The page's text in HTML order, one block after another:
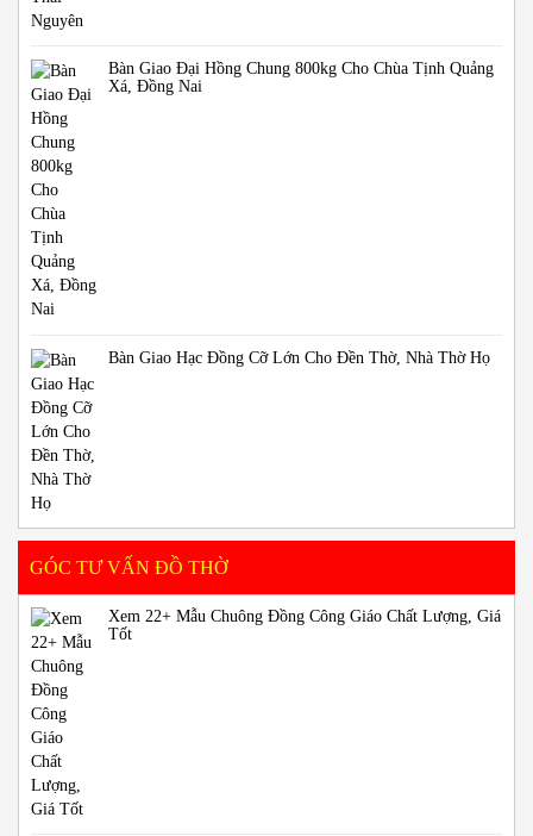
Bàn Giao Đại Hồng Chung 800kg Cho Chùa Tịnh Quảng
Xá, Đồng Nai
Bàn Giao Hạc Đồng Cỡ Lớn Cho Đền Thờ, Nhà Thờ Họ
GÓC TƯ VẤN ĐỒ THỜ
Xem 22+ Mẫu Chuông Đồng Công Giáo Chất Lượng, Giá
Tốt